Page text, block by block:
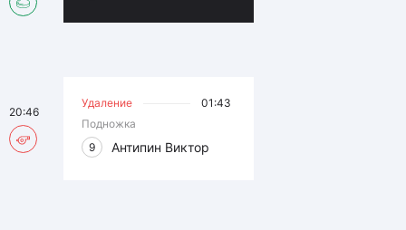
Удаление
01:43
Подножка
9
Антипин Виктор
20:46